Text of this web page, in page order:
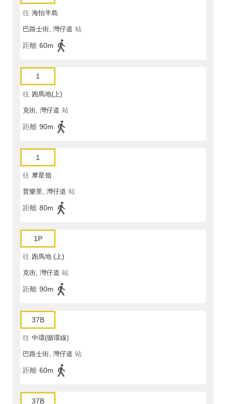
往 海怡半島
巴路士街, 灣仔道 站
距離 60m
1
往 跑馬地(上)
克街, 灣仔道 站
距離 90m
1
往 摩星嶺
普樂里, 灣仔道 站
距離 80m
1P
往 跑馬地 (上)
克街, 灣仔道 站
距離 90m
37B
往 中環(循環線)
巴路士街, 灣仔道 站
距離 60m
37B